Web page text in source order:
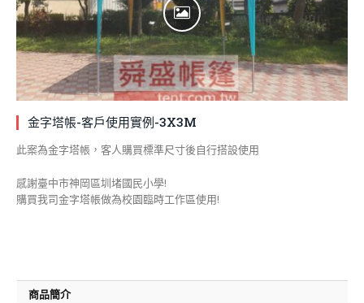
金字塔帳-客戶使用實例-3X3M
此案為金字塔帳，客人購買標準尺寸後自行搭設使用
感謝臺中市神岡區圳堵國民小學!
購買我司金字塔帳做為校園臨時工作區使用!
商品簡介